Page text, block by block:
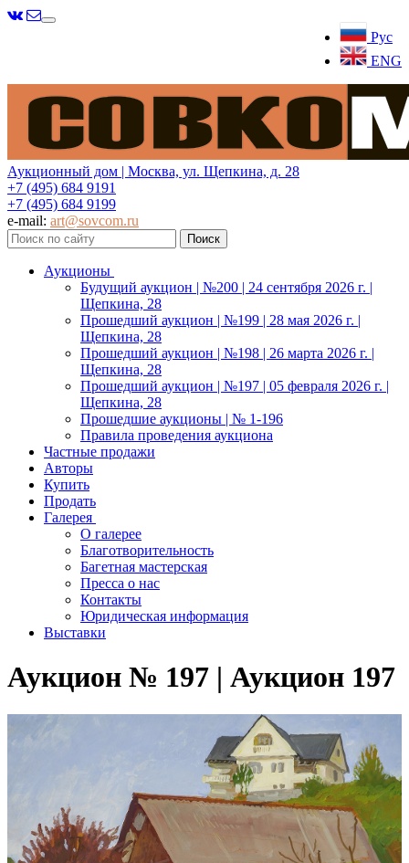
Рус
ENG
Меню
Аукционный дом | Москва, ул. Щепкина, д. 28
+7 (495) 684 9191
+7 (495) 684 9199
e-mail: art@sovcom.ru
Аукционы
Будущий аукцион | №200 | 24 сентября 2026 г. |
Щепкина, 28
Прошедший аукцион | №199 | 28 мая 2026 г. |
Щепкина, 28
Прошедший аукцион | №198 | 26 марта 2026 г. |
Щепкина, 28
Прошедший аукцион | №197 | 05 февраля 2026 г. |
Щепкина, 28
Прошедшие аукционы | № 1-196
Правила проведения аукциона
Частные продажи
Авторы
Купить
Продать
Галерея
О галерее
Благотворительность
Багетная мастерская
Пресса о нас
Контакты
Юридическая информация
Выставки
Аукцион № 197 | Аукцион 197